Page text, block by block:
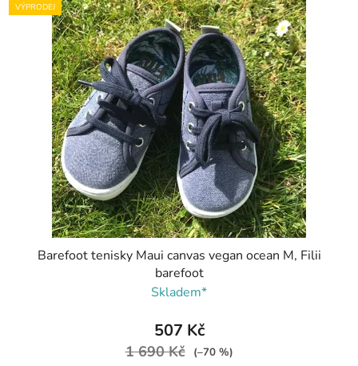
VÝPRODEJ
Barefoot tenisky Maui canvas vegan ocean M, Filii
barefoot
Skladem*
507 Kč
1 690 Kč (–70 %)